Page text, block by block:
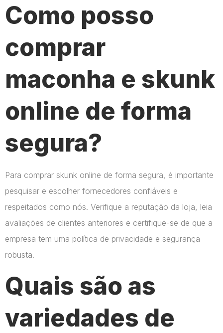
Como posso
comprar
maconha e skunk
online de forma
segura?
Para comprar skunk online de forma segura, é importante
pesquisar e escolher fornecedores confiáveis e
respeitados como nós. Verifique a reputação da loja, leia
avaliações de clientes anteriores e certifique-se de que a
empresa tem uma política de privacidade e segurança
robusta.
Quais são as
variedades de